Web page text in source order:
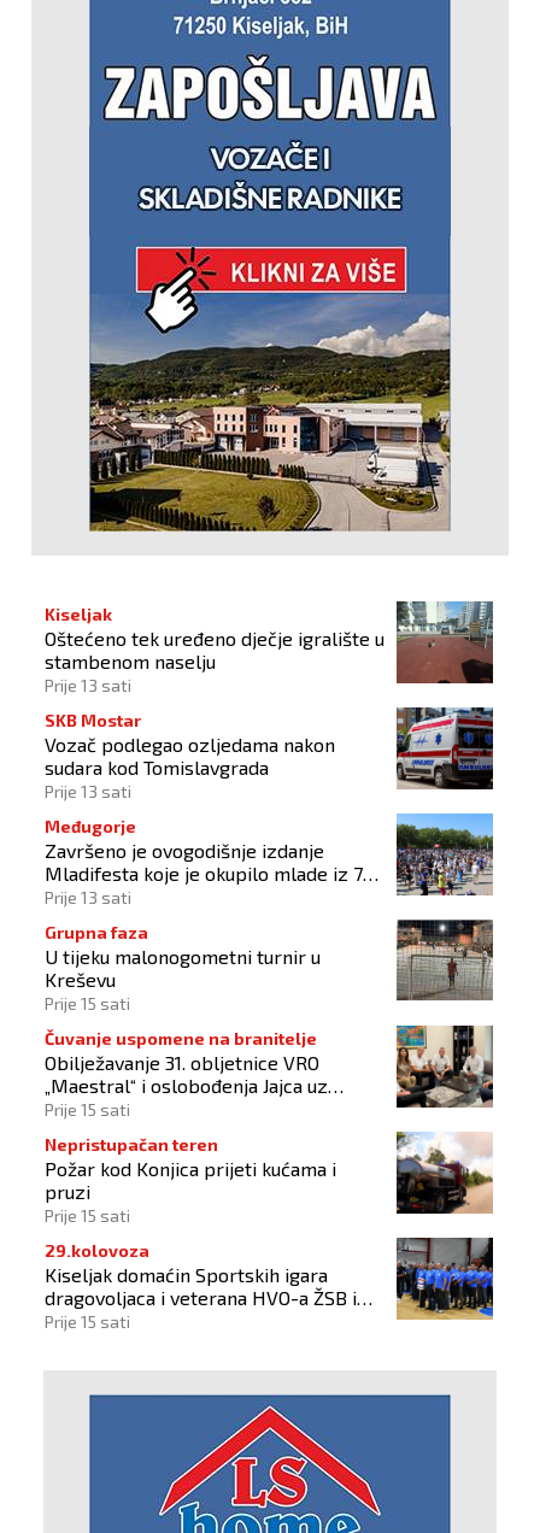
Kiseljak
Oštećeno tek uređeno dječje igralište u
stambenom naselju
Prije 13 sati
SKB Mostar
Vozač podlegao ozljedama nakon
sudara kod Tomislavgrada
Prije 13 sati
Međugorje
Završeno je ovogodišnje izdanje
Mladifesta koje je okupilo mlade iz 73
zemlje svijeta
Prije 13 sati
Grupna faza
U tijeku malonogometni turnir u
Kreševu
Prije 15 sati
Čuvanje uspomene na branitelje
Obilježavanje 31. obljetnice VRO
„Maestral“ i oslobođenja Jajca uz
pokroviteljstvo HNS-a BiH
Prije 15 sati
Nepristupačan teren
Požar kod Konjica prijeti kućama i
pruzi
Prije 15 sati
29.kolovoza
Kiseljak domaćin Sportskih igara
dragovoljaca i veterana HVO-a ŽSB i
Dana branitelja
Prije 15 sati